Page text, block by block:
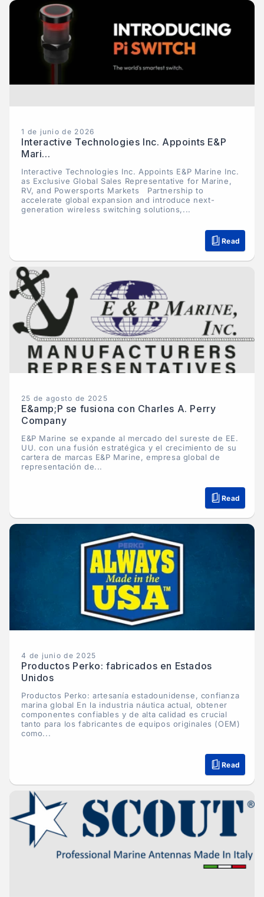
1 de junio de 2026
Interactive Technologies Inc. Appoints E&P
Mari...
Interactive Technologies Inc. Appoints E&P Marine Inc.
as Exclusive Global Sales Representative for Marine,
RV, and Powersports Markets Partnership to
accelerate global expansion and introduce next-
generation wireless switching solutions,...
Read
25 de agosto de 2025
E&amp;P se fusiona con Charles A. Perry
Company
E&P Marine se expande al mercado del sureste de EE.
UU. con una fusión estratégica y el crecimiento de su
cartera de marcas E&P Marine, empresa global de
representación de...
Read
4 de junio de 2025
Productos Perko: fabricados en Estados
Unidos
Productos Perko: artesanía estadounidense, confianza
marina global En la industria náutica actual, obtener
componentes confiables y de alta calidad es crucial
tanto para los fabricantes de equipos originales (OEM)
como...
Read